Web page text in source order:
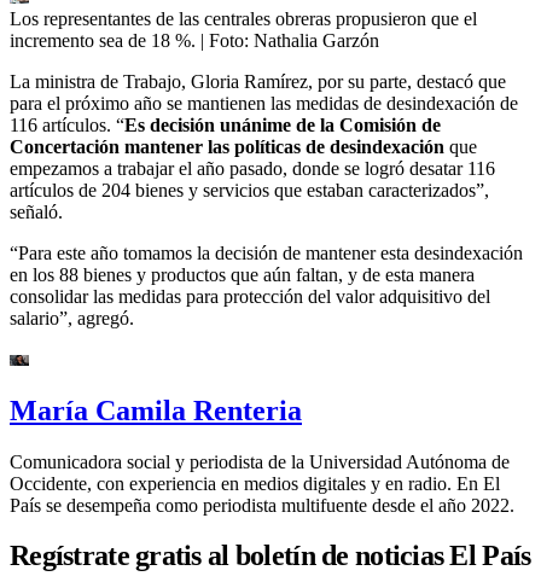
Los representantes de las centrales obreras propusieron que el
incremento sea de 18 %. | Foto: Nathalia Garzón
La ministra de Trabajo, Gloria Ramírez, por su parte, destacó que
para el próximo año se mantienen las medidas de desindexación de
116 artículos. “Es decisión unánime de la Comisión de
Concertación mantener las políticas de desindexación que
empezamos a trabajar el año pasado, donde se logró desatar 116
artículos de 204 bienes y servicios que estaban caracterizados”,
señaló.
“Para este año tomamos la decisión de mantener esta desindexación
en los 88 bienes y productos que aún faltan, y de esta manera
consolidar las medidas para protección del valor adquisitivo del
salario”, agregó.
María Camila Renteria
Comunicadora social y periodista de la Universidad Autónoma de
Occidente, con experiencia en medios digitales y en radio. En El
País se desempeña como periodista multifuente desde el año 2022.
Regístrate gratis al boletín de noticias El País